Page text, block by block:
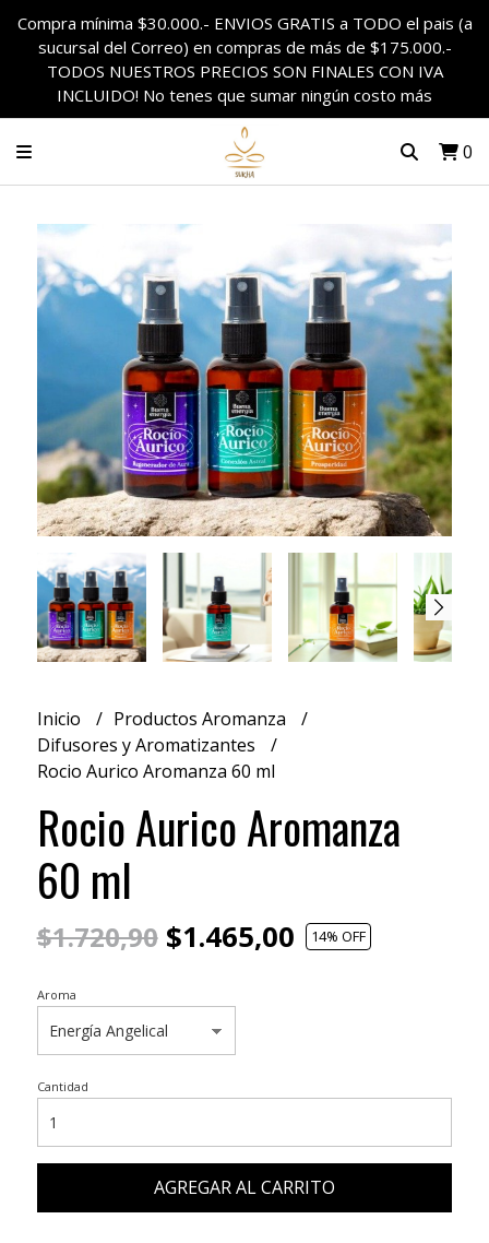
Compra mínima $30.000.- ENVIOS GRATIS a TODO el pais (a
sucursal del Correo) en compras de más de $175.000.-
TODOS NUESTROS PRECIOS SON FINALES CON IVA
INCLUIDO! No tenes que sumar ningún costo más
0
Inicio
Productos Aromanza
Difusores y Aromatizantes
Rocio Aurico Aromanza 60 ml
Rocio Aurico Aromanza
60 ml
$1.720,90$1.465,00 14% OFF
Aroma
Cantidad
AGREGAR AL CARRITO